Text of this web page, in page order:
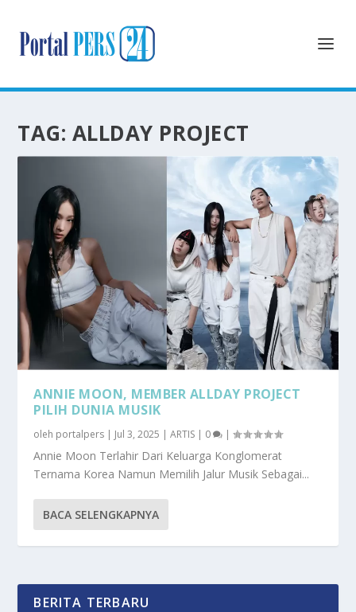
TAG: ALLDAY PROJECT
ANNIE MOON, MEMBER ALLDAY PROJECT
PILIH DUNIA MUSIK
oleh portalpers | Jul 3, 2025 |ARTIS | 0 |
Annie Moon Terlahir Dari Keluarga Konglomerat
Ternama Korea Namun Memilih Jalur Musik Sebagai...
BACA SELENGKAPNYA
BERITA TERBARU